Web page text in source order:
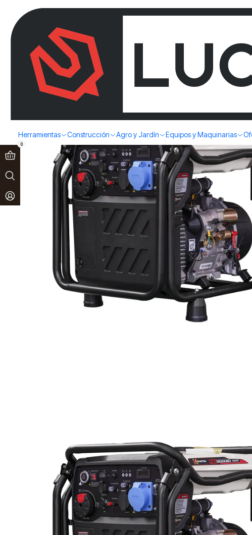
Herramientas Construcción Agro y Jardín Equipos y Maquinarias
0
Paga en 3 cuotas sin interés!Ver más
Home